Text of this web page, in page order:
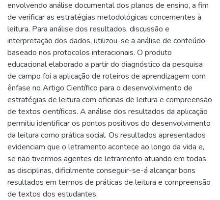
envolvendo análise documental dos planos de ensino, a fim
de verificar as estratégias metodológicas concernentes à
leitura. Para análise dos resultados, discussão e
interpretação dos dados, utilizou-se a análise de conteúdo
baseado nos protocolos interacionais. O produto
educacional elaborado a partir do diagnóstico da pesquisa
de campo foi a aplicação de roteiros de aprendizagem com
ênfase no Artigo Científico para o desenvolvimento de
estratégias de leitura com oficinas de leitura e compreensão
de textos científicos. A análise dos resultados da aplicação
permitiu identificar os pontos positivos do desenvolvimento
da leitura como prática social. Os resultados apresentados
evidenciam que o letramento acontece ao longo da vida e,
se não tivermos agentes de letramento atuando em todas
as disciplinas, dificilmente conseguir-se-á alcançar bons
resultados em termos de práticas de leitura e compreensão
de textos dos estudantes.